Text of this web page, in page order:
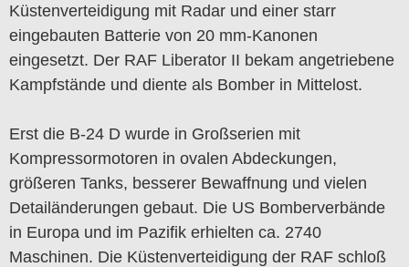
Küstenverteidigung mit Radar und einer starr
eingebauten Batterie von 20 mm-Kanonen
eingesetzt. Der RAF Liberator II bekam angetriebene
Kampfstände und diente als Bomber in Mittelost.
Erst die B-24 D wurde in Großserien mit
Kompressormotoren in ovalen Abdeckungen,
größeren Tanks, besserer Bewaffnung und vielen
Detailänderungen gebaut. Die US Bomberverbände
in Europa und im Pazifik erhielten ca. 2740
Maschinen. Die Küstenverteidigung der RAF schloß